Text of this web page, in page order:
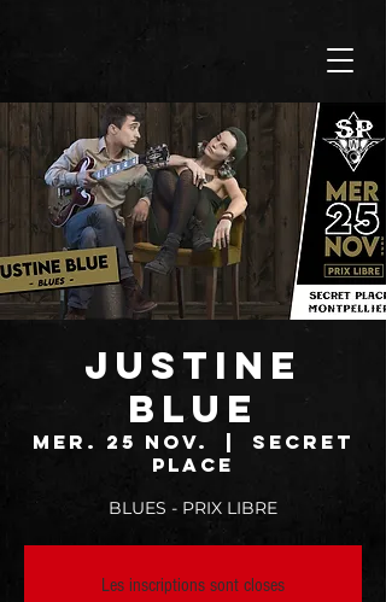
JUSTINE
BLUE
mer. 25 nov.
SECRET
PLACE
BLUES - PRIX LIBRE
Les inscriptions sont closes